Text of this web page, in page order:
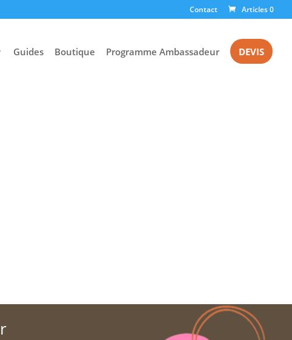
Contact Articles 0
Guides Boutique Programme Ambassadeur DEVIS